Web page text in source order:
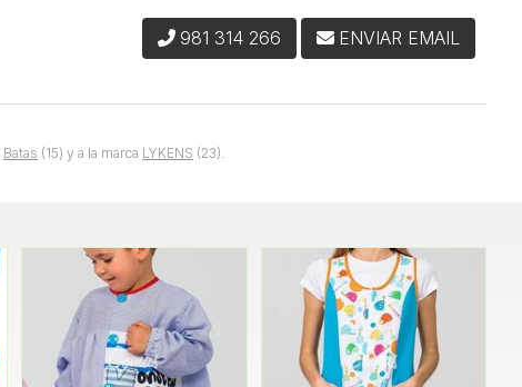
Batas (15) y a la marca LYKENS (23).
981 314 266 ENVIAR EMAIL